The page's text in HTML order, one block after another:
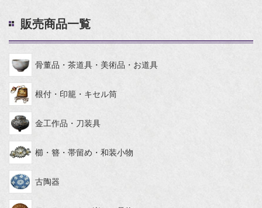
販売商品一覧
骨董品・茶道具・美術品・お道具
根付・印籠・キセル筒
金工作品・刀装具
櫛・簪・帯留め・和装小物
古陶器